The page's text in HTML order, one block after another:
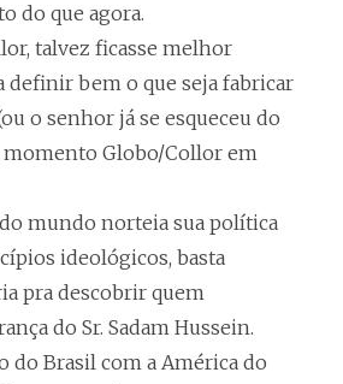
do que agora.
talvez ficasse melhor
definir bem o que seja fabricar
o senhor já se esqueceu do
momento Globo/Collor em
mundo norteia sua política
ideológicos, basta
pra descobrir quem
do Sr. Sadam Hussein.
do Brasil com a América do